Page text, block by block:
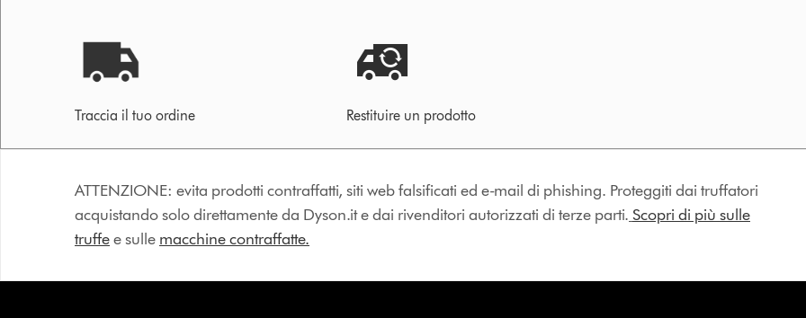
Traccia il tuo ordine Restituire un prodotto
ATTENZIONE: evita prodotti contraffatti, siti web falsificati ed e-mail di phishing. Proteggiti dai truffatori
acquistando solo direttamente da Dyson.it e dai rivenditori autorizzati di terze parti. Scopri di più sulle
truffee sulle macchine contraffatte.